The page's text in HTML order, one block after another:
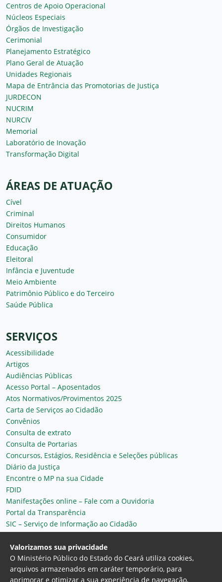
Centros de Apoio Operacional
Núcleos Especiais
Órgãos de Investigação
Cerimonial
Planejamento Estratégico
Plano Geral de Atuação
Unidades Regionais
Mapa de Entrância das Promotorias de Justiça
JURDECON
NUCRIM
NURCIV
Memorial
Laboratório de Inovação
Transformação Digital
ÁREAS DE ATUAÇÃO
Cível
Criminal
Direitos Humanos
Consumidor
Educação
Eleitoral
Infância e Juventude
Meio Ambiente
Patrimônio Público e do Terceiro
Saúde Pública
SERVIÇOS
Acessibilidade
Artigos
Audiências Públicas
Acesso Portal – Aposentados
Atos Normativos/Provimentos 2025
Carta de Serviços ao Cidadão
Convênios
Consulta de extrato
Consulta de Portarias
Concursos, Estágios, Residência e Seleções públicas
Diário da Justiça
Encontre o MP na sua Cidade
FDID
Manifestações online – Fale com a Ouvidoria
Portal da Transparência
SIC – Serviço de Informação ao Cidadão
Plantão MP do Ceará
Secretaria Geral
Valorizamos sua privacidade
O Ministério Público do Estado do Ceará utiliza cookies,
arquivos armazenados em caráter temporário, para
aprimorar e otimizar a sua experiência de navegação,